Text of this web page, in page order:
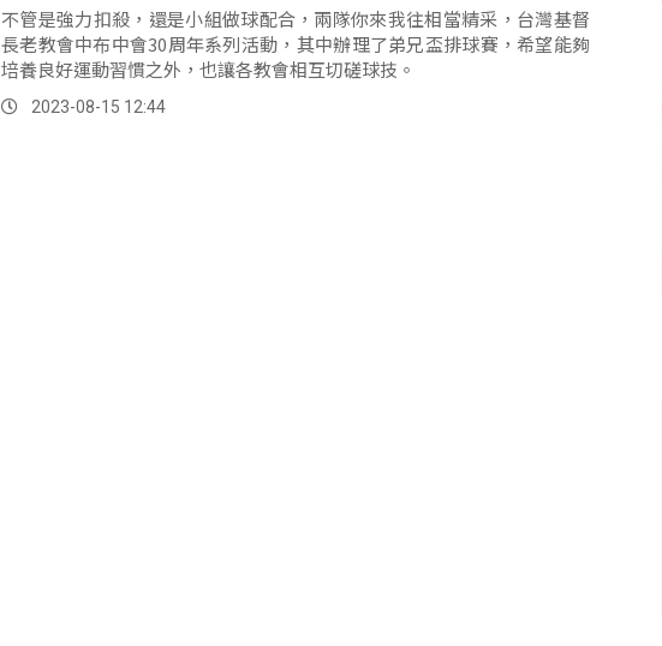
不管是強力扣殺，還是小組做球配合，兩隊你來我往相當精采，台灣基督
長老教會中布中會30周年系列活動，其中辦理了弟兄盃排球賽，希望能夠
培養良好運動習慣之外，也讓各教會相互切磋球技。
2023-08-15 12:44